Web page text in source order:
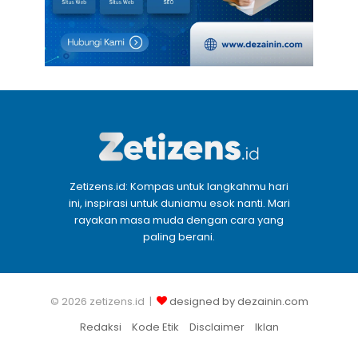
Zetizens.id: Kompas untuk langkahmu hari
ini, inspirasi untuk duniamu esok nanti. Mari
rayakan masa muda dengan cara yang
paling berani.
© 2026 zetizens.id |
designed by dezainin.com
Redaksi
Kode Etik Disclaimer Iklan